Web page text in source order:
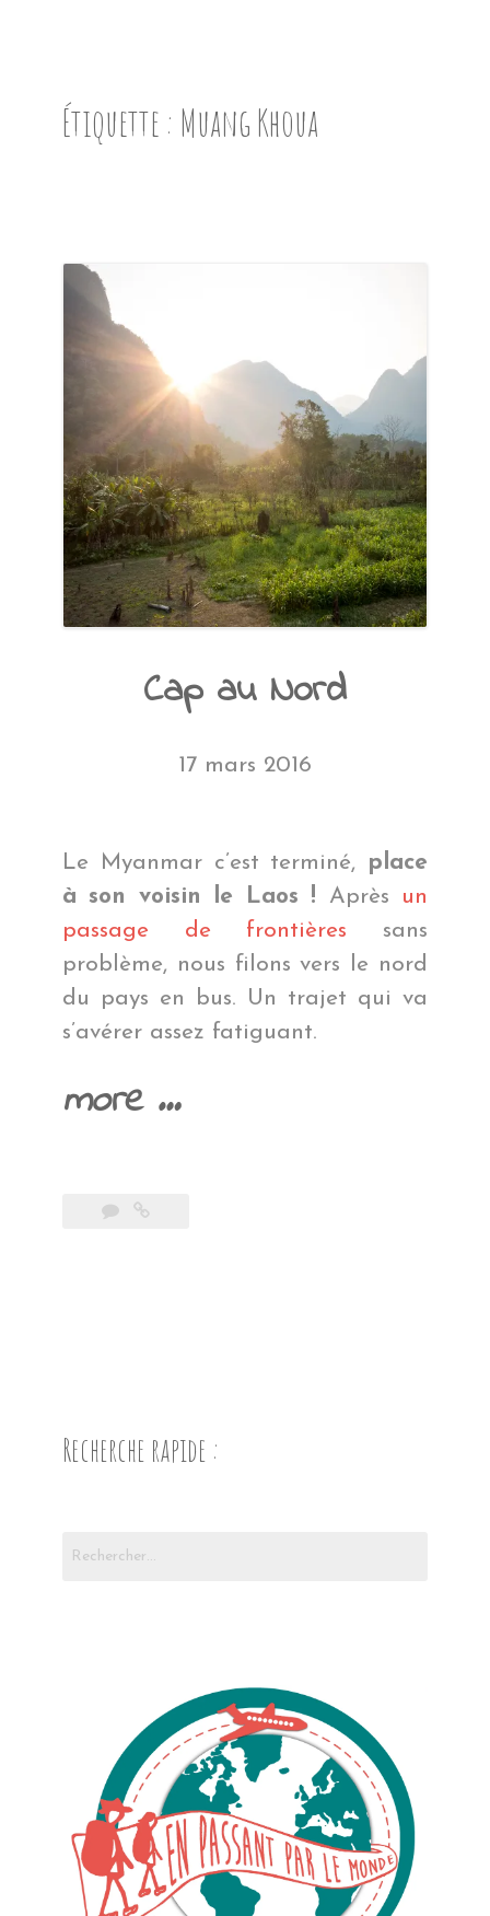
PRÉSENTATION
EN IMAGES
NOS BONNES ADRESSES
Étiquette : Muang Khoua
Cap au Nord
17 mars 2016
Le Myanmar c’est terminé, place
à son voisin le Laos ! Après un
passage de frontières sans
problème, nous filons vers le nord
du pays en bus. Un trajet qui va
s’avérer assez fatiguant.
more « Cap
…
Recherche rapide :